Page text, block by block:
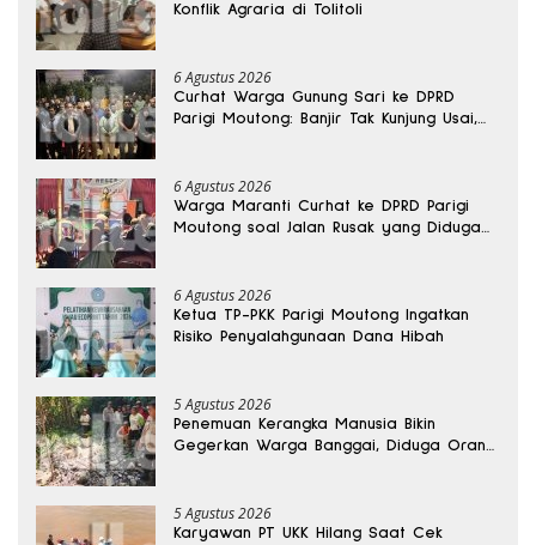
Konflik Agraria di Tolitoli
6 Agustus 2026
Curhat Warga Gunung Sari ke DPRD
Parigi Moutong: Banjir Tak Kunjung Usai,
6 Agustus 2026
Warga Maranti Curhat ke DPRD Parigi
Moutong soal Jalan Rusak yang Diduga
6 Agustus 2026
Ketua TP-PKK Parigi Moutong Ingatkan
Risiko Penyalahgunaan Dana Hibah
5 Agustus 2026
Penemuan Kerangka Manusia Bikin
Gegerkan Warga Banggai, Diduga Orang
5 Agustus 2026
Karyawan PT UKK Hilang Saat Cek